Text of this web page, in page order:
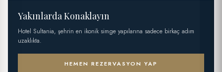
Yakınlarda Konaklayın
Hotel Sultania, şehrin en ikonik simge yapılarına sadece birkaç adım
uzaklıkta.
HEMEN REZERVASYON YAP